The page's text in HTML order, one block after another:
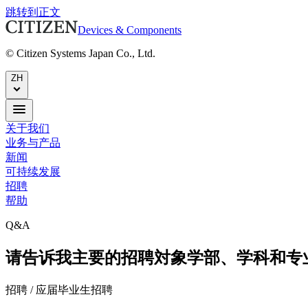
跳转到正文
Devices & Components
© Citizen Systems Japan Co., Ltd.
ZH
关于我们
业务与产品
新闻
可持续发展
招聘
帮助
Q&A
请告诉我主要的招聘対象学部、学科和专
招聘 / 应届毕业生招聘